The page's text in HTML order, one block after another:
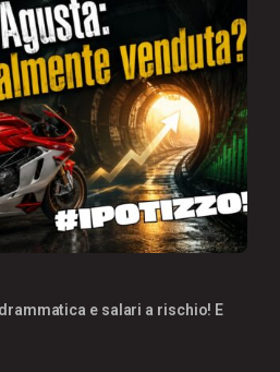
e salari a rischio! E